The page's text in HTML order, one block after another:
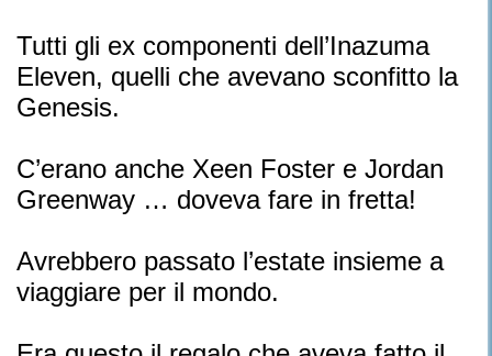
Tutti gli ex componenti dell’Inazuma
Eleven, quelli che avevano sconfitto la
Genesis.
C’erano anche Xeen Foster e Jordan
Greenway … doveva fare in fretta!
Avrebbero passato l’estate insieme a
viaggiare per il mondo.